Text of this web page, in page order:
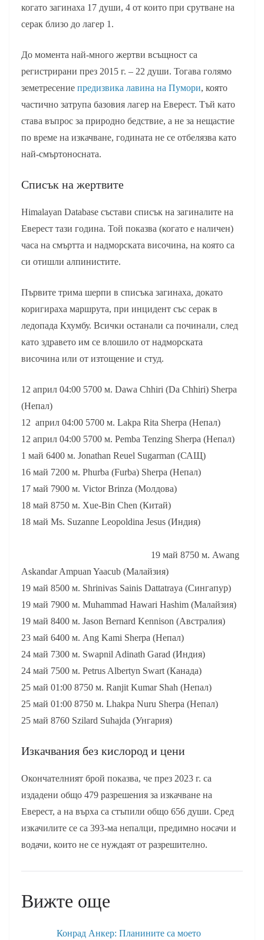
когато загинаха 17 души, 4 от които при срутване на
серак близо до лагер 1.
До момента най-много жертви всъщност са
регистрирани през 2015 г. – 22 души. Тогава голямо
земетресение предизвика лавина на Пумори, която
частично затрупа базовия лагер на Еверест. Тъй като
става въпрос за природно бедствие, а не за нещастие
по време на изкачване, годината не се отбелязва като
най-смъртоносната.
Списък на жертвите
Himalayan Database състави списък на загиналите на
Еверест тази година. Той показва (когато е наличен)
часа на смъртта и надморската височина, на която са
си отишли алпинистите.
Първите трима шерпи в списъка загинаха, докато
коригираха маршрута, при инцидент със серак в
ледопада Кхумбу. Всички останали са починали, след
като здравето им се влошило от надморската
височина или от изтощение и студ.
12 април 04:00 5700 м. Dawa Chhiri (Da Chhiri) Sherpa
(Непал)
12 април 04:00 5700 м. Lakpa Rita Sherpa (Непал)
12 април 04:00 5700 м. Pemba Tenzing Sherpa (Непал)
1 май 6400 м. Jonathan Reuel Sugarman (САЩ)
16 май 7200 м. Phurba (Furba) Sherpa (Непал)
17 май 7900 м. Victor Brinza (Молдова)
18 май 8750 м. Xue-Bin Chen (Китай)
18 май Ms. Suzanne Leopoldina Jesus (Индия)
19 май 8750 м. Awang
Askandar Ampuan Yaacub (Малайзия)
19 май 8500 м. Shrinivas Sainis Dattatraya (Сингапур)
19 май 7900 м. Muhammad Hawari Hashim (Малайзия)
19 май 8400 м. Jason Bernard Kennison (Австралия)
23 май 6400 м. Ang Kami Sherpa (Непал)
24 май 7300 м. Swapnil Adinath Garad (Индия)
24 май 7500 м. Petrus Albertyn Swart (Канада)
25 май 01:00 8750 м. Ranjit Kumar Shah (Непал)
25 май 01:00 8750 м. Lhakpa Nuru Sherpa (Непал)
25 май 8760 Szilard Suhajda (Унгария)
Изкачвания без кислород и цени
Окончателният брой показва, че през 2023 г. са
издадени общо 479 разрешения за изкачване на
Еверест, а на върха са стъпили общо 656 души. Сред
изкачилите се са 393-ма непалци, предимно носачи и
водачи, които не се нуждаят от разрешително.
Вижте още
Конрад Анкер: Планините са моето